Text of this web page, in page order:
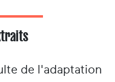
de l'adaptation